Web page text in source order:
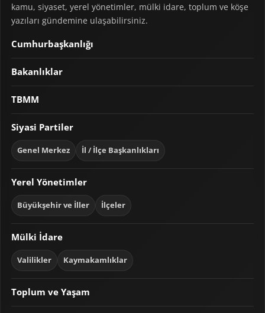
kamu, siyaset, yerel yönetimler, mülki idare, toplum ve köşe
yazıları gündemine ulaşabilirsiniz.
Cumhurbaşkanlığı
Bakanlıklar
TBMM
Siyasi Partiler
Genel Merkez İl / İlçe Başkanlıkları
Yerel Yönetimler
Büyükşehir ve İller İlçeler
Mülki İdare
Valilikler Kaymakamlıklar
Toplum ve Yaşam